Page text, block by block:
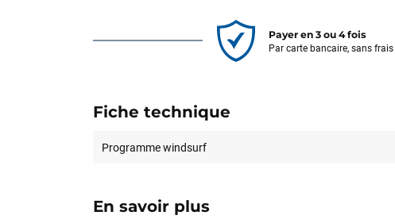
Payer en 3 ou 4 fois
Par carte bancaire, sans frais
Fiche technique
Programme windsurf
En savoir plus